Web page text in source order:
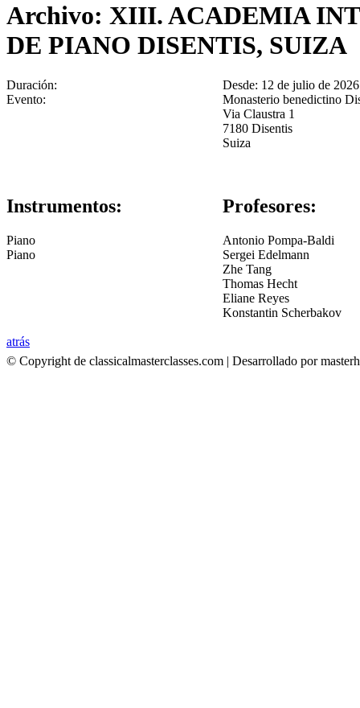
Archivo: XIII. ACADEMIA
DE PIANO DISENTIS, SUIZA
Duración: Desde: 12 de julio de
Evento:
Monasterio benedictino
Via Claustra 1
7180 Disentis
Suiza
Instrumentos: Profesores:
Piano
Antonio Pompa-Baldi
Piano
Sergei Edelmann
Zhe Tang
Thomas Hecht
Eliane Reyes
Konstantin Scherbakov
atrás
© Copyright de classicalmasterclasses.com | Desarrollado por